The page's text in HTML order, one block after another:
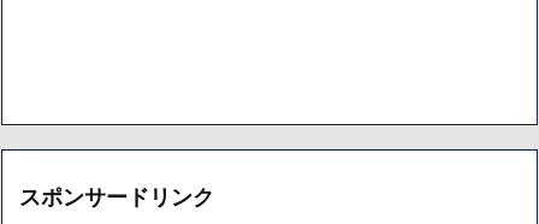
スポンサードリンク